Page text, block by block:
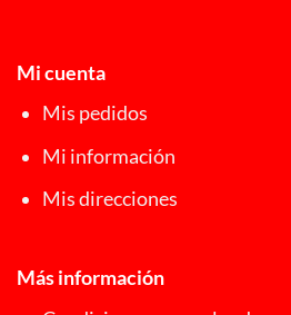
Mi cuenta
Mis pedidos
Mi información
Mis direcciones
Más información